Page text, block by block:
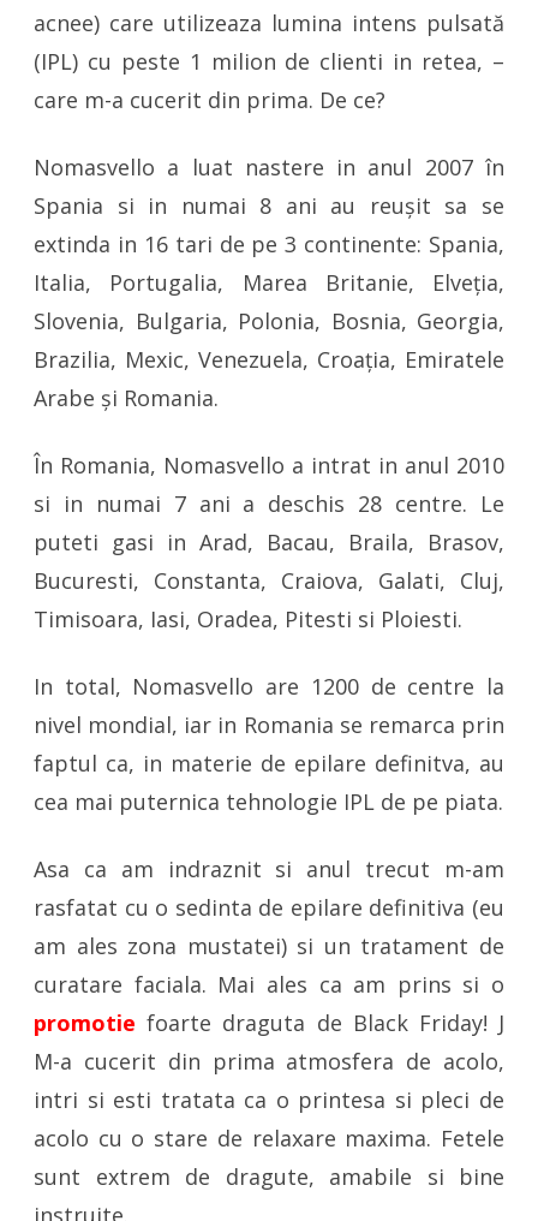
acnee) care utilizeaza lumina intens pulsată
(IPL) cu peste 1 milion de clienti in retea, –
care m-a cucerit din prima. De ce?
Nomasvello a luat nastere in anul 2007 în
Spania si in numai 8 ani au reușit sa se
extinda in 16 tari de pe 3 continente: Spania,
Italia, Portugalia, Marea Britanie, Elveția,
Slovenia, Bulgaria, Polonia, Bosnia, Georgia,
Brazilia, Mexic, Venezuela, Croația, Emiratele
Arabe și Romania.
În Romania, Nomasvello a intrat in anul 2010
si in numai 7 ani a deschis 28 centre. Le
puteti gasi in Arad, Bacau, Braila, Brasov,
Bucuresti, Constanta, Craiova, Galati, Cluj,
Timisoara, Iasi, Oradea, Pitesti si Ploiesti.
In total, Nomasvello are 1200 de centre la
nivel mondial, iar in Romania se remarca prin
faptul ca, in materie de epilare definitva, au
cea mai puternica tehnologie IPL de pe piata.
Asa ca am indraznit si anul trecut m-am
rasfatat cu o sedinta de epilare definitiva (eu
am ales zona mustatei) si un tratament de
curatare faciala. Mai ales ca am prins si o
promotie foarte draguta de Black Friday! J
M-a cucerit din prima atmosfera de acolo,
intri si esti tratata ca o printesa si pleci de
acolo cu o stare de relaxare maxima. Fetele
sunt extrem de dragute, amabile si bine
instruite.